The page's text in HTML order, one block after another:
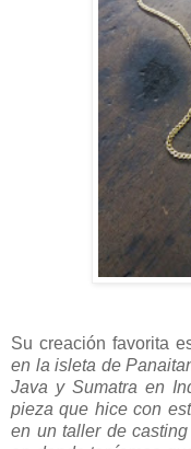
Su creación favorita
en la isleta de
Java y Sumatra en
pieza que hice con
en un taller de